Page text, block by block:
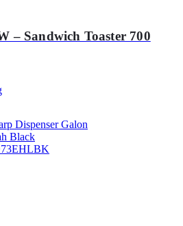
– Sandwich Toaster 700